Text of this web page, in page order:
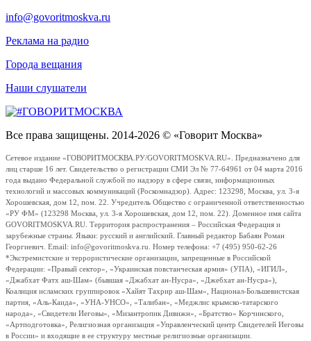
info@govoritmoskva.ru
Реклама на радио
Города вещания
Наши слушатели
Все права защищены. 2014-2026 © «Говорит Москва»
Сетевое издание «ГОВОРИТМОСКВА.РУ/GOVORITMOSKVA.RU». Предназначено для
лиц старше 16 лет. Свидетельство о регистрации СМИ Эл № 77-64961 от 04 марта 2016
года выдано Федеральной службой по надзору в сфере связи, информационных
технологий и массовых коммуникаций (Роскомнадзор). Адрес: 123298, Москва, ул. 3-я
Хорошевская, дом 12, пом. 22. Учредитель Общество с ограниченной ответственностью
«РУ ФМ» (123298 Москва, ул. 3-я Хорошевская, дом 12, пом. 22). Доменное имя сайта
GOVORITMOSKVA.RU. Территория распространения – Российская Федерация и
зарубежные страны. Языки: русский и английский. Главный редактор Бабаян Роман
Георгиевич. Email: info@govoritmoskva.ru. Номер телефона: +7 (495) 950-62-26
*Экстремистские и террористические организации, запрещенные в Российской
Федерации: «Правый сектор», «Украинская повстанческая армия» (УПА), «ИГИЛ»,
«Джабхат Фатх аш-Шам» (бывшая «Джабхат ан-Нусра», «Джебхат ан-Нусра»),
Коалиция исламских группировок «Хайят Тахрир аш-Шам», Национал-Большевистская
партия, «Аль-Каида», «УНА-УНСО», «Талибан», «Меджлис крымско-татарского
народа», «Свидетели Иеговы», «Мизантропик Дивижн», «Братство» Корчинского,
«Артподготовка», Религиозная организация «Управленческий центр Свидетелей Иеговы
в России» и входящие в ее структуру местные религиозные организации.